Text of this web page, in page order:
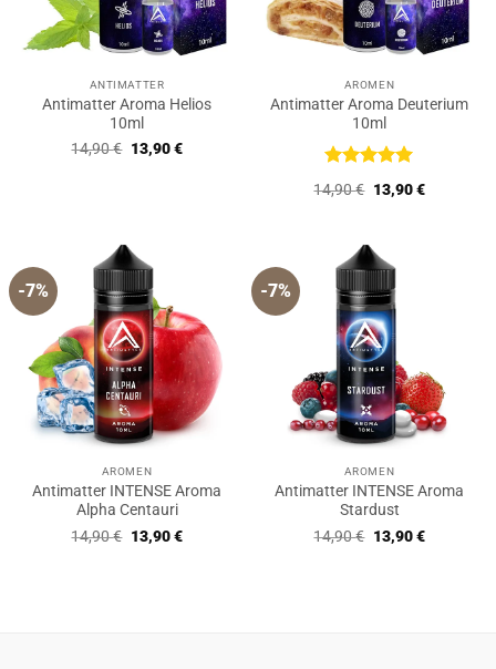
ANTIMATTER
Antimatter Aroma Helios
10ml
14,90€ Ursprünglicher
Preis
13,90€Aktueller
AROMEN
Antimatter Aroma Deuterium
10ml
Bewertet
mit 5 von
14,90€ Ursprünglicher
Preis
13,90€Aktueller
-7%
AROMEN
Antimatter INTENSE Aroma
Alpha Centauri
14,90€ Ursprünglicher
Preis
13,90€Aktueller
-7%
AROMEN
Antimatter INTENSE Aroma
Stardust
14,90€ Ursprünglicher
Preis
13,90€Aktueller